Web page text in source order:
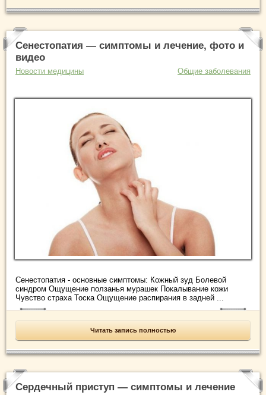
Сенестопатия — симптомы и лечение, фото и
видео
Новости медицины Общие заболевания
Сенестопатия - основные симптомы: Кожный зуд Болевой
синдром Ощущение ползанья мурашек Покалывание кожи
Чувство страха Тоска Ощущение распирания в задней ...
Читать запись полностью
Сердечный приступ — симптомы и лечение